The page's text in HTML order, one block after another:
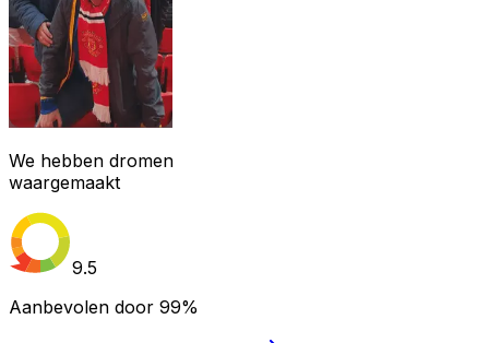
We hebben dromen
waargemaakt
9.5
Aanbevolen door 99%